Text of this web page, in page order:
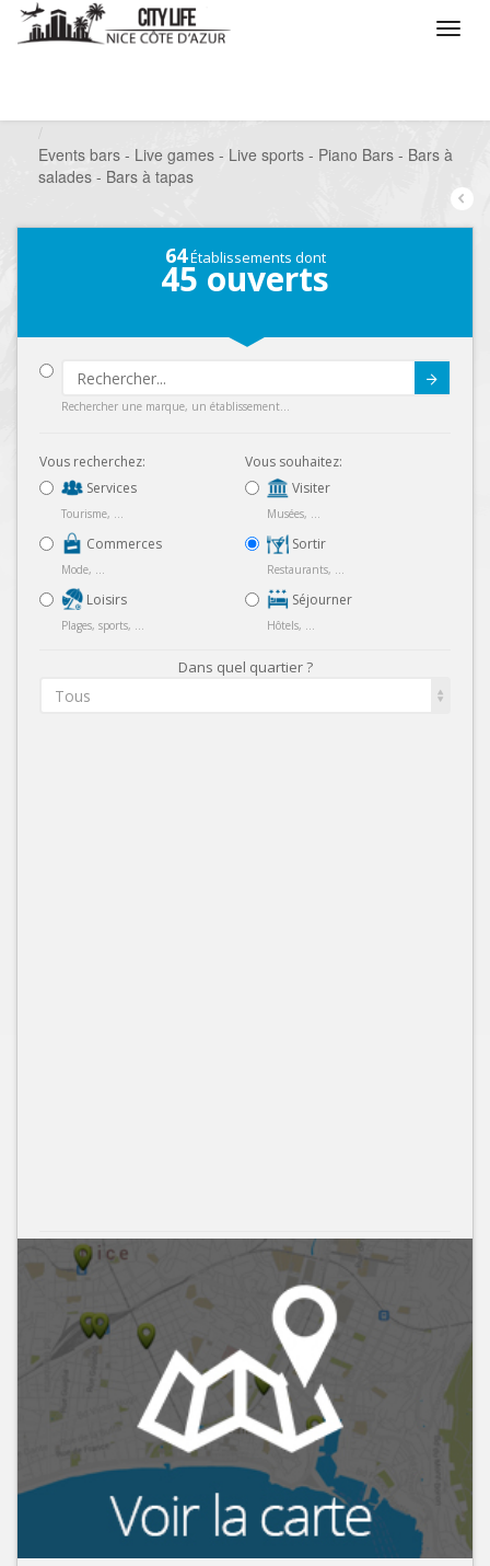
Events bars - Live games - Live sports - Piano Bars - Bars à
salades - Bars à tapas
64Établissements dont
45 ouverts
Rechercher une marque, un établissement...
Vous recherchez:
Services
Tourisme, ...
Commerces
Mode, ...
Loisirs
Plages, sports, ...
Vous souhaitez:
Visiter
Musées, ...
Sortir
Restaurants, ...
Séjourner
Hôtels, ...
Dans quel quartier ?
Tous